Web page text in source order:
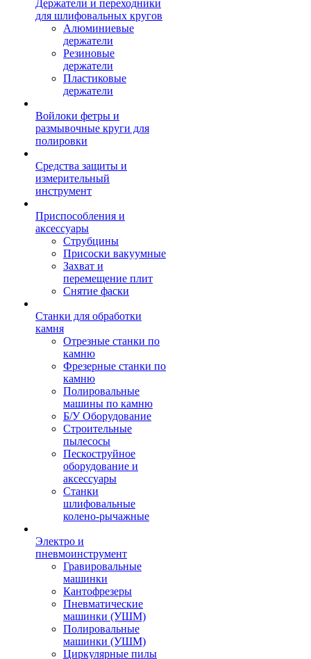
Держатели и переходники
для шлифовальных кругов
Алюминиевые
держатели
Резиновые
держатели
Пластиковые
держатели
Войлоки фетры и
размывочные круги для
полировки
Средства защиты и
измерительный
инструмент
Приспособления и
аксессуары
Струбцины
Присоски вакуумные
Захват и
перемещение плит
Снятие фаски
Станки для обработки
камня
Отрезные станки по
камню
Фрезерные станки по
камню
Полировальные
машины по камню
Б/У Оборудование
Строительные
пылесосы
Пескоструйное
оборудование и
аксессуары
Станки
шлифовальные
колено-рычажные
Электро и
пневмоинструмент
Гравировальные
машинки
Кантофрезеры
Пневматические
машинки (УШМ)
Полировальные
машинки (УШМ)
Циркулярные пилы